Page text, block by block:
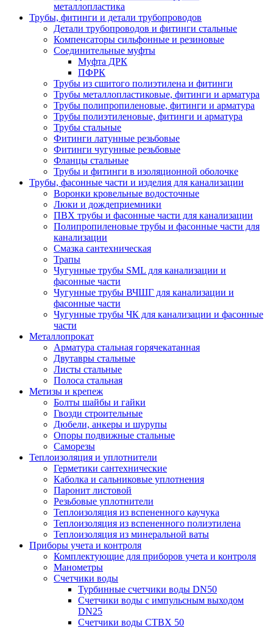
металлопластика
Трубы, фитинги и детали трубопроводов
Детали трубопроводов и фитинги стальные
Компенсаторы сильфонные и резиновые
Соединительные муфты
Муфта ДРК
ПФРК
Трубы из сшитого полиэтилена и фитинги
Трубы металлопластиковые, фитинги и арматура
Трубы полипропиленовые, фитинги и арматура
Трубы полиэтиленовые, фитинги и арматура
Трубы стальные
Фитинги латунные резьбовые
Фитинги чугунные резьбовые
Фланцы стальные
Трубы и фитинги в изоляционной оболочке
Трубы, фасонные части и изделия для канализации
Воронки кровельные водосточные
Люки и дождеприемники
ПВХ трубы и фасонные части для канализации
Полипропиленовые трубы и фасонные части для
канализации
Смазка сантехническая
Трапы
Чугунные трубы SML для канализации и
фасонные части
Чугунные трубы ВЧШГ для канализации и
фасонные части
Чугунные трубы ЧК для канализации и фасонные
части
Металлопрокат
Арматура стальная горячекатанная
Двутавры стальные
Листы стальные
Полоса стальная
Метизы и крепеж
Болты шайбы и гайки
Гвозди строительные
Дюбели, анкеры и шурупы
Опоры подвижные стальные
Саморезы
Теплоизоляция и уплотнители
Герметики сантехнические
Каболка и сальниковые уплотнения
Паронит листовой
Резьбовые уплотнители
Теплоизоляция из вспененного каучука
Теплоизоляция из вспененного полиэтилена
Теплоизоляция из минеральной ваты
Приборы учета и контроля
Комплектующие для приборов учета и контроля
Манометры
Счетчики воды
Турбинные счетчики воды DN50
Счетчики воды с импульсным выходом
DN25
Счетчики воды СТВХ 50